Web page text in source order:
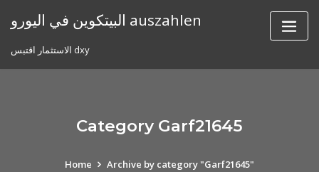
البيتكوين في اليورو auszahlen
الاستثمار اقتبس dxy
Category Garf21645
Home Archive by category "Garf21645"